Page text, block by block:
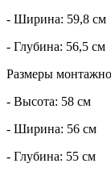
- Ширина: 59,8 см
- Глубина: 56,5 см
Размеры
- Высота: 58 см
- Ширина: 56 см
- Глубина: 55 см